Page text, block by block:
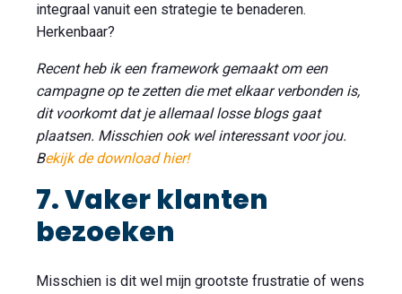
integraal vanuit een strategie te benaderen.
Herkenbaar?
Recent heb ik een framework gemaakt om een
campagne op te zetten die met elkaar verbonden is,
dit voorkomt dat je allemaal losse blogs gaat
plaatsen. Misschien ook wel interessant voor jou.
Bekijk de download hier!
7. Vaker klanten
bezoeken
Misschien is dit wel mijn grootste frustratie of wens